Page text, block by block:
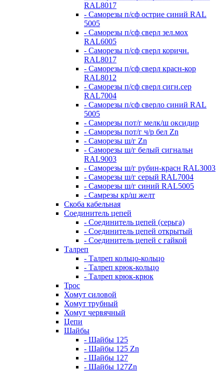
RAL8017
- Саморезы п/сф острие синий RAL
5005
- Саморезы п/сф сверл зел.мох
RAL6005
- Саморезы п/сф сверл коричн.
RAL8017
- Саморезы п/сф сверл красн-кор
RAL8012
- Саморезы п/сф сверл сигн.сер
RAL7004
- Саморезы п/сф сверло синий RAL
5005
- Саморезы пот/г мелк/ш оксидир
- Саморезы пот/г ч/р бел Zn
- Саморезы ш/г Zn
- Саморезы ш/г белый сигнальн
RAL9003
- Саморезы ш/г рубин-красн RAL3003
- Саморезы ш/г серый RAL7004
- Саморезы ш/г синий RAL5005
- Самрезы кр/ш желт
Скоба кабельная
Соединитель цепей
- Соединитель цепей (серьга)
- Соединитель цепей открытый
- Соединитель цепей с гайкой
Талреп
- Талреп кольцо-кольцо
- Талреп крюк-кольцо
- Талреп крюк-крюк
Трос
Хомут силовой
Хомут трубный
Хомут червячный
Цепи
Шайбы
- Шайбы 125
- Шайбы 125 Zn
- Шайбы 127
- Шайбы 127Zn